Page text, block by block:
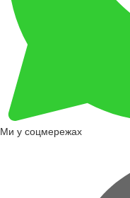
Ми у соцмережах